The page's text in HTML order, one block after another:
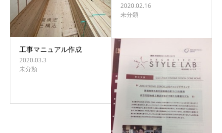
工事マニュアル作成
2020.03.3
未分類
2020.02.16
未分類